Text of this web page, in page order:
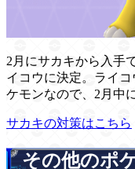
2月にサカキから入手
イコウに決定。ライ
ケモンなので、2月中
サカキの対策はこちら
その他のポ